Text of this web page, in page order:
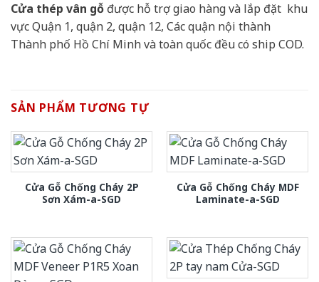
Cửa thép vân gỗ được hỗ trợ giao hàng và lắp đặt khu
vực Quận 1, quận 2, quận 12, Các quận nội thành
Thành phố Hồ Chí Minh và toàn quốc đều có ship COD.
SẢN PHẨM TƯƠNG TỰ
Cửa Gỗ Chống Cháy 2P
Sơn Xám-a-SGD
Cửa Gỗ Chống Cháy MDF
Laminate-a-SGD